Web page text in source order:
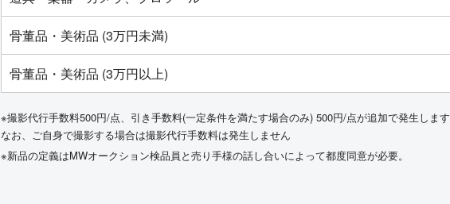
骨董品・美術品 (3万円未満)
骨董品・美術品 (3万円以上)
※撮影代行手数料500円/点、引き手数料(一定条件を満たす場合のみ) 500円/点が追加で発生します
なお、ご自身で撮影する場合は撮影代行手数料は発生しません
※新品の定義はMWオークション検品員と売り手様の話し合いによって都度同意が必要。